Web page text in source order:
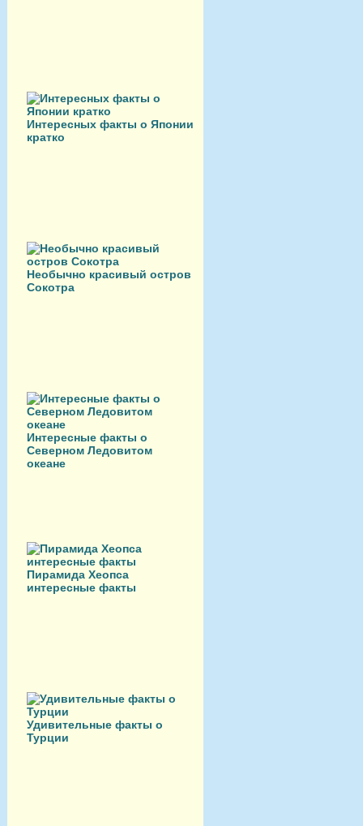
Интересных факты о Японии
кратко
Необычно красивый остров
Сокотра
Интересные факты о
Северном Ледовитом
океане
Пирамида Хеопса
интересные факты
Удивительные факты о
Турции